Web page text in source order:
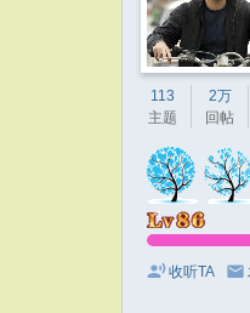
113
主题
2万
回帖
收听TA